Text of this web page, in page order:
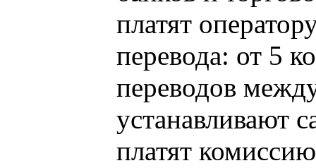
платят
перевода: от 5
переводов
устанавливают
платят